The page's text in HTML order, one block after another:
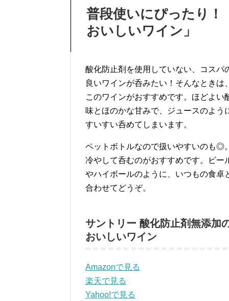
普段使いにぴったり！
おいしいワイン」
酸化防止剤を使用していない、コスパ
良いワインが呑みたい！そんなときは、
このワインがおすすめです。ほどよい
味とほのかな甘みで、ジュースのよう
すいすい呑めてしまいます。
ペットボトルなので扱いやすいのも◎。
冷やして呑むのがおすすめです。ビー
やハイボールのように、いつもの食卓
合わせてどうぞ。
サントリー 酸化防止剤無添加
おいしいワイン
Amazonで見る
楽天で見る
Yahoo!で見る